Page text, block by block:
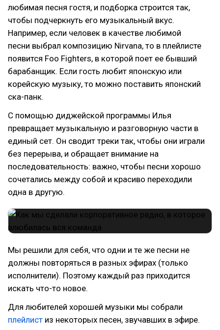
любимая песня гостя, и подборка строится так,
чтобы подчеркнуть его музыкальный вкус.
Например, если человек в качестве любимой
песни выбрал композицию Nirvana, то в плейлисте
появится Foo Fighters, в которой поет ее бывший
барабанщик. Если гость любит японскую или
корейскую музыку, то можно поставить японский
ска-панк.
С помощью диджейской программы Илья
превращает музыкальную и разговорную части в
единый сет. Он сводит треки так, чтобы они играли
без перерыва, и обращает внимание на
последовательность: важно, чтобы песни хорошо
сочетались между собой и красиво переходили
одна в другую.
Мы решили для себя, что одни и те же песни не
должны повторяться в разных эфирах (только
исполнители). Поэтому каждый раз приходится
искать что-то новое.
Для любителей хорошей музыки мы собрали
плейлист из некоторых песен, звучавших в эфире.